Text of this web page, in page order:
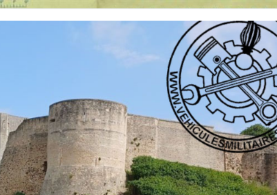
rubriques sont à votre disposition pour vous venir en aide, ou